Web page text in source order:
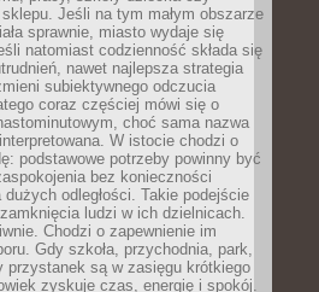
Jeśli na tym małym obszarze
sprawnie, miasto wydaje się
natomiast codzienność składa się
nawet najlepsza strategia
subiektywnego odczucia
coraz częściej mówi się o
choć sama nazwa
W istocie chodzi o
podstawowe potrzeby powinny być
bez konieczności
dużych odległości. Takie podejście
ludzi w ich dzielnicach.
Chodzi o zapewnienie im
Gdy szkoła, przychodnia, park,
przystanek są w zasięgu krótkiego
zyskuje czas, energię i spokój.